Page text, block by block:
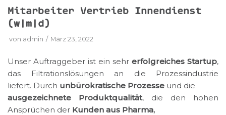
Mitarbeiter Vertrieb Innendienst
(w|m|d)
von admin März 23, 2022
Unser Auftraggeber ist ein sehr erfolgreiches Startup,
das Filtrationslösungen an die Prozessindustrie
liefert. Durch unbürokratische Prozesse und die
ausgezeichnete Produktqualität, die den hohen
Ansprüchen der Kunden aus Pharma,